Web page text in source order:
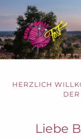
HERZLICH
Liebe